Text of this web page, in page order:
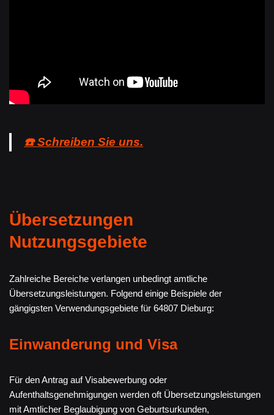
☎️ Schreiben Sie uns.
Übersetzungen
Nutzungsgebiete
Zahlreiche Bereiche verlangen unbedingt amtliche
Übersetzungsleistungen. Folgend einige Beispiele der
gängigsten Verwendungsgebiete für 64807 Dieburg:
Einwanderung und Visa
Für den Antrag auf Visabewerbung oder
Aufenthaltsgenehmigungen werden oft Übersetzungsleistungen
mit Amtlicher Beglaubigung von Geburtsurkunden,